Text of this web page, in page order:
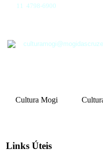
11 4798-6900
Cultura Mogi
Links Úteis